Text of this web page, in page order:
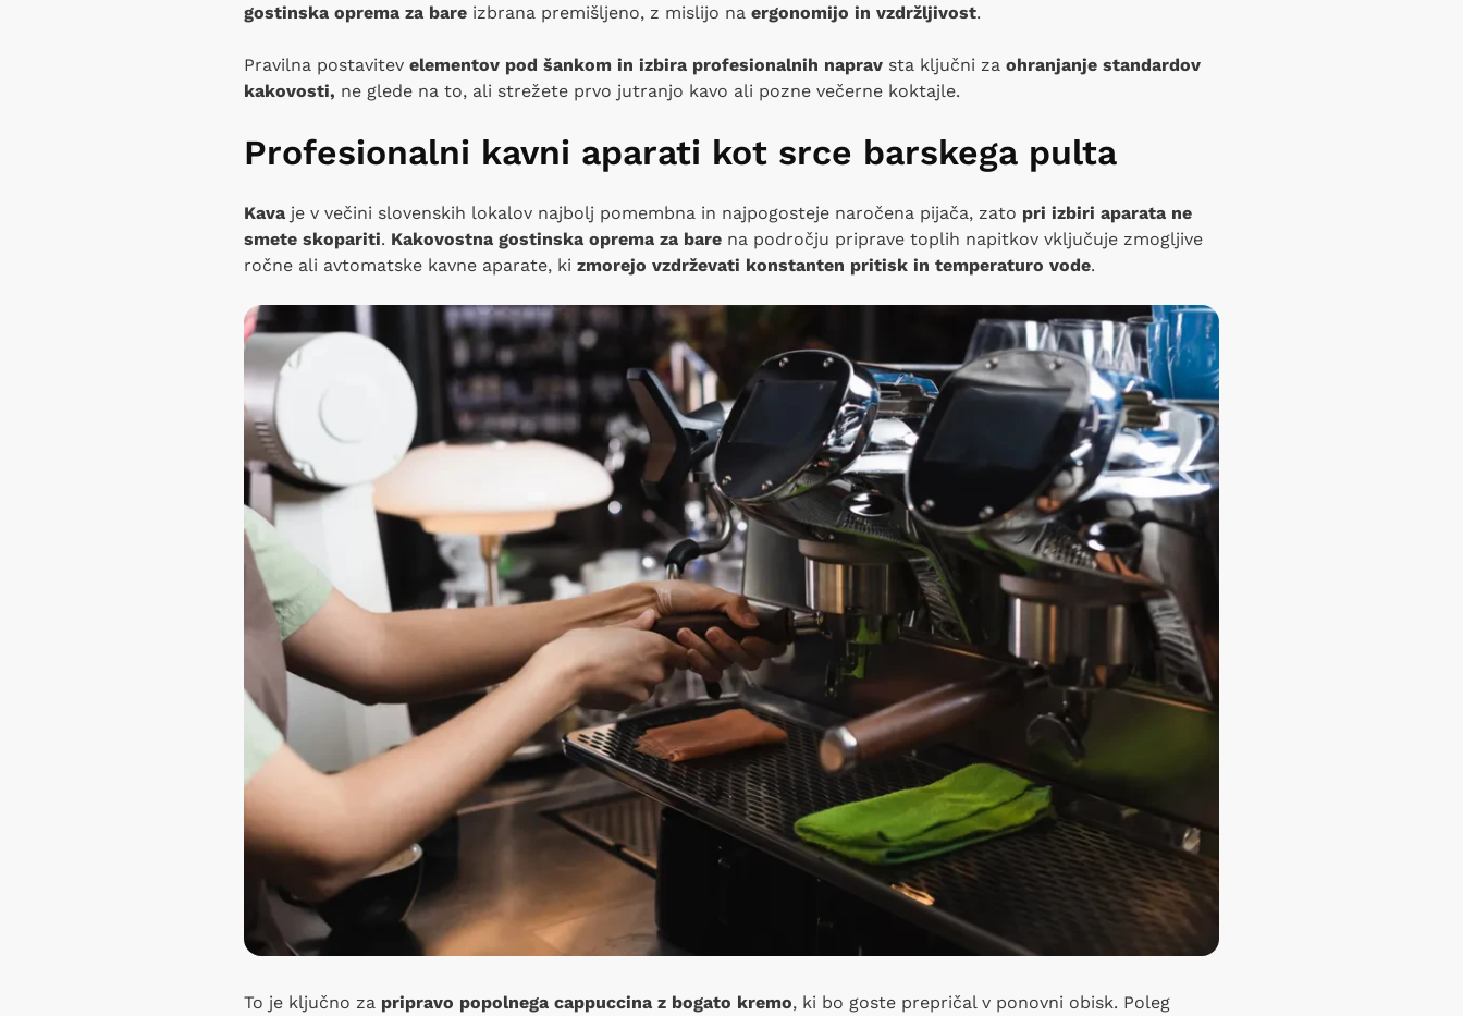
gostinska oprema za bare izbrana premišljeno, z mislijo na ergonomijo in vzdržljivost.
Pravilna postavitev elementov pod šankom in izbira profesionalnih naprav sta ključni za ohranjanje standardov
kakovosti, ne glede na to, ali strežete prvo jutranjo kavo ali pozne večerne koktajle.
Profesionalni kavni aparati kot srce barskega pulta
Kava je v večini slovenskih lokalov najbolj pomembna in najpogosteje naročena pijača, zato pri izbiri aparata ne
smete skopariti. Kakovostna gostinska oprema za bare na področju priprave toplih napitkov vključuje zmogljive
ročne ali avtomatske kavne aparate, ki zmorejo vzdrževati konstanten pritisk in temperaturo vode.
To je ključno za pripravo popolnega cappuccina z bogato kremo, ki bo goste prepričal v ponovni obisk. Poleg